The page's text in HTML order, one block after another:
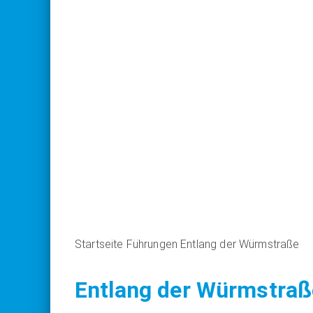
Startseite Führungen Entlang der Würmstraße
Entlang der